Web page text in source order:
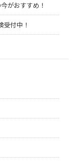
がおすすめ！
付中！